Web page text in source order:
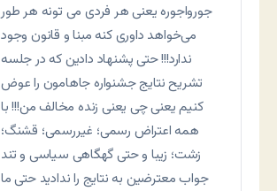
جورواجوره یعنی هر فردی می تونه هر طور
می‌خواهد داوری کنه مبنا و قانون وجود
ندارد!!! حتی پشنهاد دادین که در جلسه
تشریح نتایج جشنواره جاهامون را عوض
کنیم یعنی چی یعنی زنده مخالف من!!! با
همه اعتراض رسمی؛ غیررسمی؛ قشنگ؛
زشت؛ زیبا و حتی گهگاهی سیاسی و تند
جواب معترضین به نتایج را ندادید حتی ما